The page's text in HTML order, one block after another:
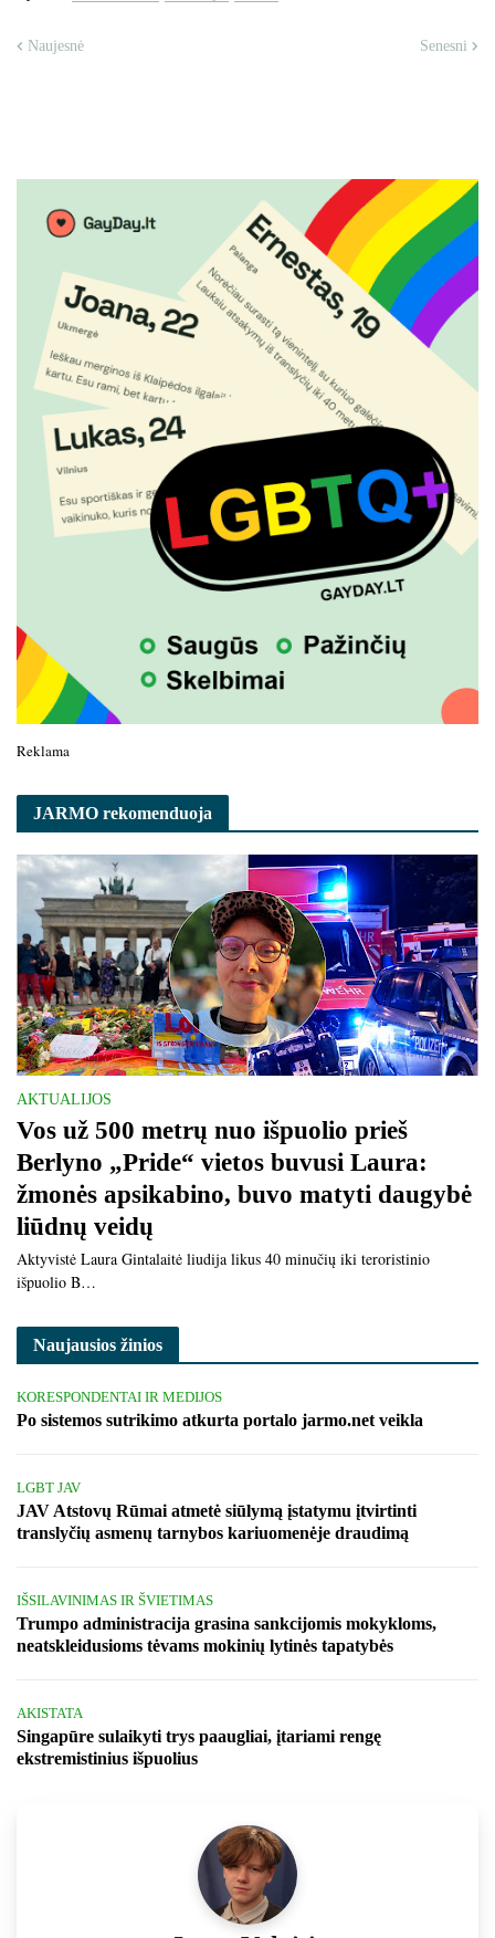
Naujesnė Senesni
Reklama
JARMO rekomenduoja
AKTUALIJOS
Vos už 500 metrų nuo išpuolio prieš
Berlyno „Pride“ vietos buvusi Laura:
žmonės apsikabino, buvo matyti daugybė
liūdnų veidų
Aktyvistė Laura Gintalaitė liudija likus 40 minučių iki teroristinio
išpuolio B…
Naujausios žinios
KORESPONDENTAI IR MEDIJOS
Po sistemos sutrikimo atkurta portalo jarmo.net veikla
LGBT JAV
JAV Atstovų Rūmai atmetė siūlymą įstatymu įtvirtinti
translyčių asmenų tarnybos kariuomenėje draudimą
IŠSILAVINIMAS IR ŠVIETIMAS
Trumpo administracija grasina sankcijomis mokykloms,
neatskleidusioms tėvams mokinių lytinės tapatybės
AKISTATA
Singapūre sulaikyti trys paaugliai, įtariami rengę
ekstremistinius išpuolius